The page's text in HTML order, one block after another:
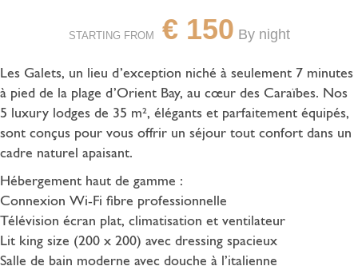
STARTING FROM € 150 By night
Les Galets, un lieu d’exception niché à seulement 7 minutes
à pied de la plage d’Orient Bay, au cœur des Caraïbes. Nos
5 luxury lodges de 35 m², élégants et parfaitement équipés,
sont conçus pour vous offrir un séjour tout confort dans un
cadre naturel apaisant.
Hébergement haut de gamme :
Connexion Wi-Fi fibre professionnelle
Télévision écran plat, climatisation et ventilateur
Lit king size (200 x 200) avec dressing spacieux
Salle de bain moderne avec douche à l’italienne